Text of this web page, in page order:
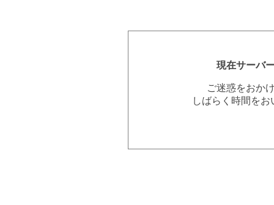
現在サーバ
ご迷惑をおか
しばらく時間を